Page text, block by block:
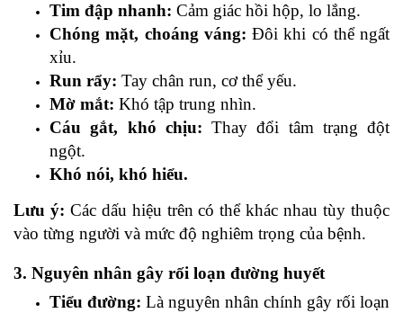
Tim đập nhanh: Cảm giác hồi hộp, lo lắng.
Chóng mặt, choáng váng: Đôi khi có thể ngất
xỉu.
Run rẩy: Tay chân run, cơ thể yếu.
Mờ mắt: Khó tập trung nhìn.
Cáu gắt, khó chịu: Thay đổi tâm trạng đột
ngột.
Khó nói, khó hiểu.
Lưu ý: Các dấu hiệu trên có thể khác nhau tùy thuộc
vào từng người và mức độ nghiêm trọng của bệnh.
3. Nguyên nhân gây rối loạn đường huyết
Tiểu đường: Là nguyên nhân chính gây rối loạn